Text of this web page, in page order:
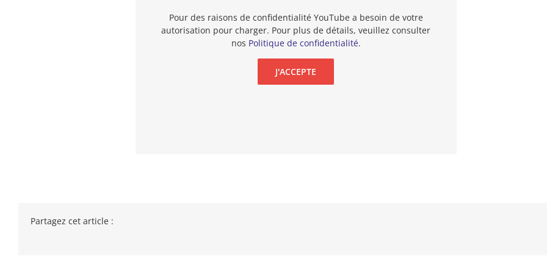
Pour des raisons de confidentialité YouTube a besoin de votre
autorisation pour charger. Pour plus de détails, veuillez consulter
nos Politique de confidentialité.
J'ACCEPTE
Partagez cet article :